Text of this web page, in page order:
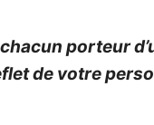
porteur
de votre